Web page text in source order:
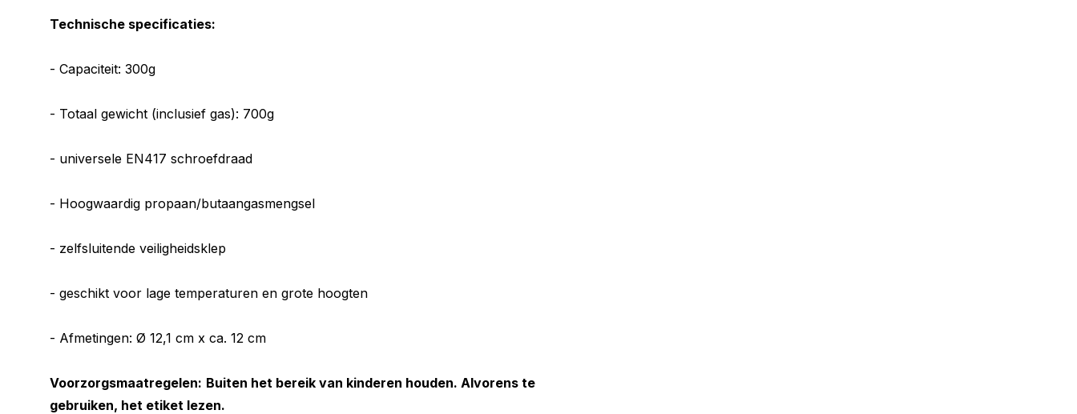
Technische specificaties:
- Capaciteit: 300g
- Totaal gewicht (inclusief gas): 700g
- universele EN417 schroefdraad
- Hoogwaardig propaan/butaangasmengsel
- zelfsluitende veiligheidsklep
- geschikt voor lage temperaturen en grote hoogten
- Afmetingen: Ø 12,1 cm x ca. 12 cm
Voorzorgsmaatregelen: Buiten het bereik van kinderen houden. Alvorens te
gebruiken, het etiket lezen.